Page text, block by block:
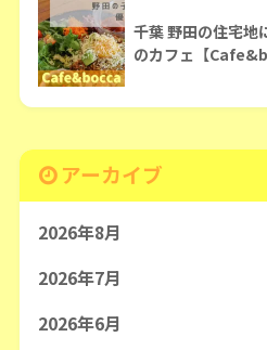
千葉 野田の住宅地
のカフェ【
アーカイブ
2026年8月
2026年7月
2026年6月